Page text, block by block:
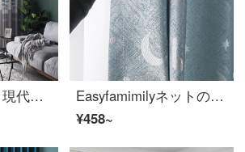
飛爾歌徳（FG）現代プリント遮光無色の葉っぱ緑植カーテンリビングルームの書斎バルコニーの床につくカーテンカーテンのオーダーメイド灰色のカーテン（窓のベールを含まない）の幅3メートル*高さ2.7メートル-フック式の一枚（高さは短くすることができます）
Easyfamimilyネットの赤いinsカーテンは北欧の簡単な客間の紗のカーテンを遮光します。2020年の星が月に落ちてカーテンを揺らします。寝室のピンクの少女星の月-青いオーダーメイドの穴を開けて加工します。
¥458~